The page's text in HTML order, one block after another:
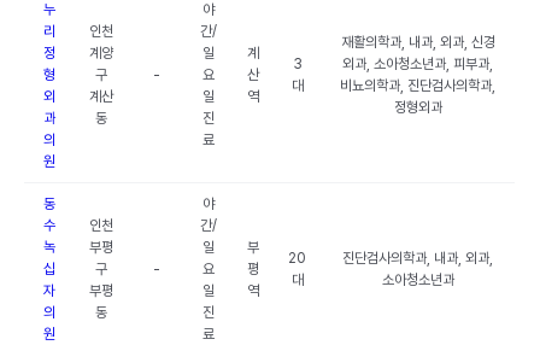
누
리
정
형
외
과
의
원
인천
계양
구
계산
동
-
야
간/
일
요
일
진
료
계
산
역
3
대
재활의학과, 내과, 외과, 신경
외과, 소아청소년과, 피부과,
비뇨의학과, 진단검사의학과,
정형외과
동
수
녹
십
자
의
원
인천
부평
구
부평
동
-
야
간/
일
요
일
진
료
부
평
역
20
대
진단검사의학과, 내과, 외과,
소아청소년과